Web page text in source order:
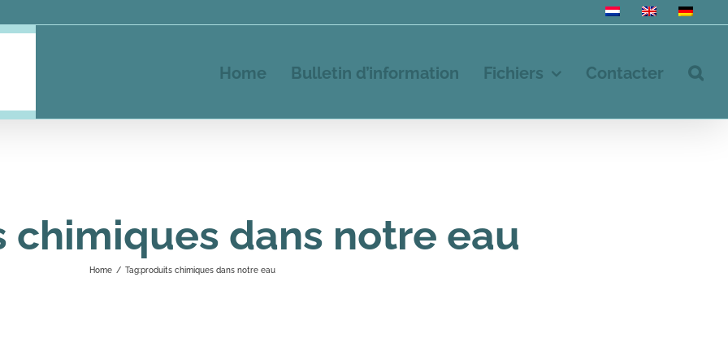
Home Bulletin d’information Fichiers Contacter
chimiques dans notre eau
Home / Tag:produits chimiques dans notre eau